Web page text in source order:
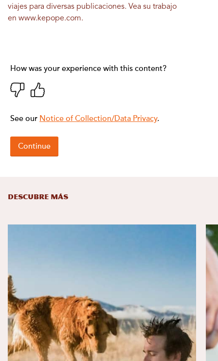
viajes para diversas publicaciones. Vea su trabajo
en www.kepope.com.
DESCUBRE MÁS